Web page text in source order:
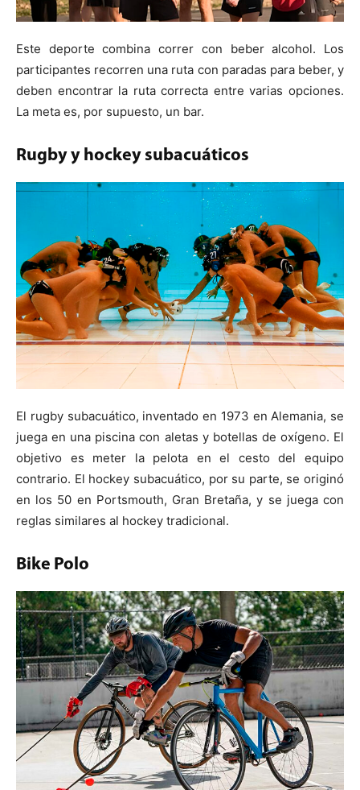
Este deporte combina correr con beber alcohol. Los
participantes recorren una ruta con paradas para beber, y
deben encontrar la ruta correcta entre varias opciones.
La meta es, por supuesto, un bar.
Rugby y hockey subacuáticos
El rugby subacuático, inventado en 1973 en Alemania, se
juega en una piscina con aletas y botellas de oxígeno. El
objetivo es meter la pelota en el cesto del equipo
contrario. El hockey subacuático, por su parte, se originó
en los 50 en Portsmouth, Gran Bretaña, y se juega con
reglas similares al hockey tradicional.
Bike Polo